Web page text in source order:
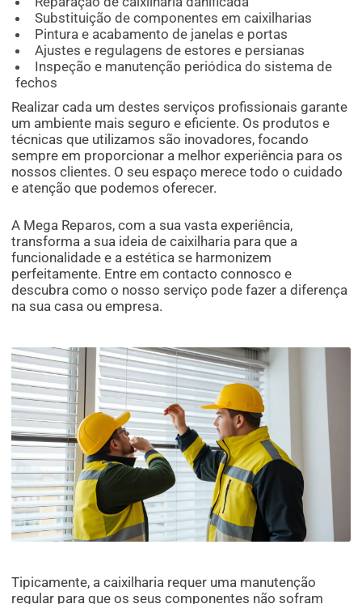
Substituição de componentes em caixilharias
Pintura e acabamento de janelas e portas
Ajustes e regulagens de estores e persianas
Inspeção e manutenção periódica do sistema de
fechos
Realizar cada um destes serviços profissionais garante
um ambiente mais seguro e eficiente. Os produtos e
técnicas que utilizamos são inovadores, focando
sempre em proporcionar a melhor experiência para os
nossos clientes. O seu espaço merece todo o cuidado
e atenção que podemos oferecer.
A Mega Reparos, com a sua vasta experiência,
transforma a sua ideia de caixilharia para que a
funcionalidade e a estética se harmonizem
perfeitamente. Entre em contacto connosco e
descubra como o nosso serviço pode fazer a diferença
na sua casa ou empresa.
Tipicamente, a caixilharia requer uma manutenção
regular para que os seus componentes não sofram